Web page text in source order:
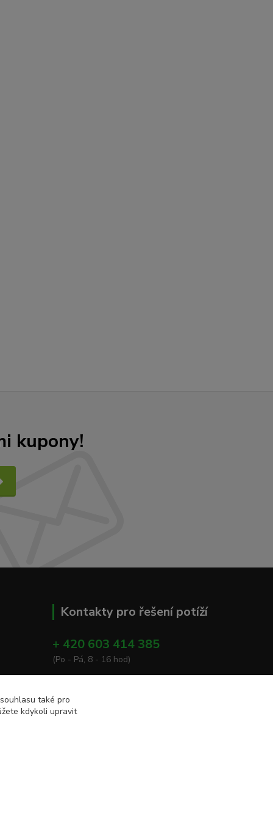
kupony!
Kontakty pro řešení potíží
+ 420 603 414 385
(Po - Pá, 8 - 16 hod)
také pro
kdykoli upravit